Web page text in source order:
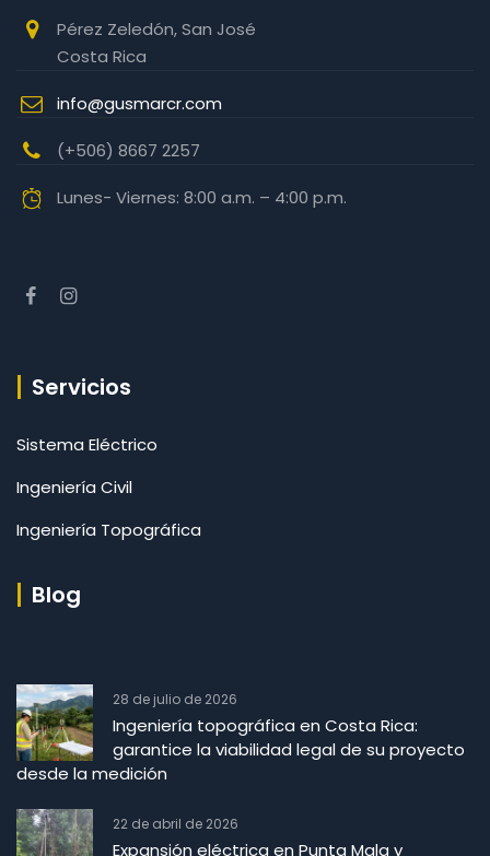
Pérez Zeledón, San José
Costa Rica
info@gusmarcr.com
(+506) 8667 2257‬
Lunes- Viernes: 8:00 a.m. – 4:00 p.m.
Servicios
Sistema Eléctrico
Ingeniería Civil
Ingeniería Topográfica
Blog
28 de julio de 2026
Ingeniería topográfica en Costa Rica:
garantice la viabilidad legal de su proyecto
desde la medición
22 de abril de 2026
Expansión eléctrica en Punta Mala y